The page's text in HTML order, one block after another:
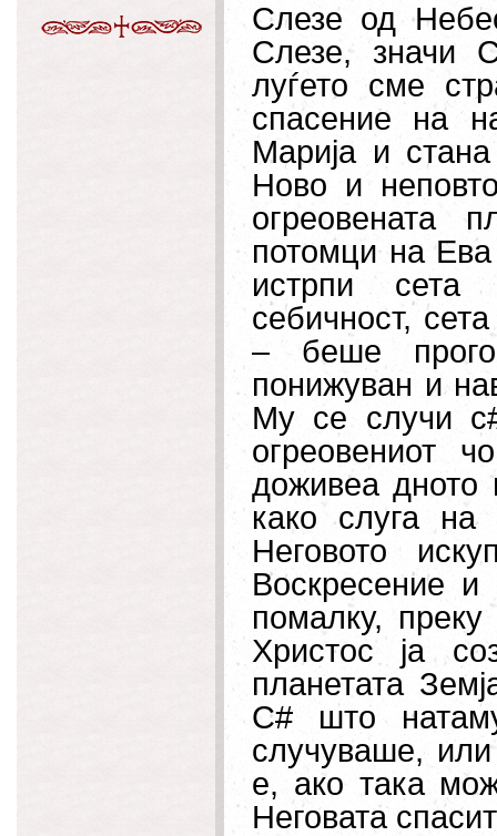
Слезе од
Слезе, значи
луѓето сме
спасение на
Марија и
Ново и
огреовената
потомци на Ева
истрпи сета
себичност,
– беше
понижуван и
Му се случи
огреовениот
доживеа
како слуга на
Неговото
Воскресение
помалку,
Христос ја
планетата
С# што
случуваше,
е, ако така
Неговата